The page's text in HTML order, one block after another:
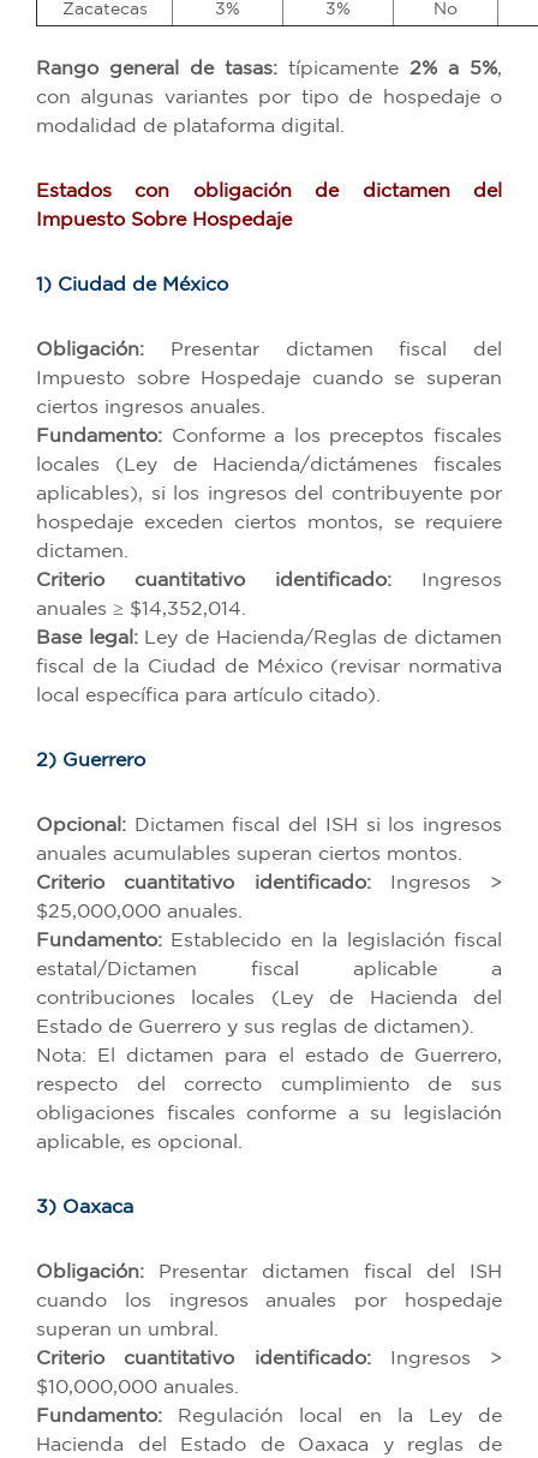
Zacatecas 3% 3% No
Rango general de tasas: típicamente 2% a 5%,
con algunas variantes por tipo de hospedaje o
modalidad de plataforma digital.
Estados con obligación de dictamen del
Impuesto Sobre Hospedaje
1) Ciudad de México
Obligación: Presentar dictamen fiscal del
Impuesto sobre Hospedaje cuando se superan
ciertos ingresos anuales.
Fundamento: Conforme a los preceptos fiscales
locales (Ley de Hacienda/dictámenes fiscales
aplicables), si los ingresos del contribuyente por
hospedaje exceden ciertos montos, se requiere
dictamen.
Criterio cuantitativo identificado: Ingresos
anuales ≥ $14,352,014.
Base legal:Ley de Hacienda/Reglas de dictamen
fiscal de la Ciudad de México (revisar normativa
local específica para artículo citado).
2) Guerrero
Opcional: Dictamen fiscal del ISH si los ingresos
anuales acumulables superan ciertos montos.
Criterio cuantitativo identificado:Ingresos >
$25,000,000 anuales.
Fundamento: Establecido en la legislación fiscal
estatal/Dictamen fiscal aplicable a
contribuciones locales (Ley de Hacienda del
Estado de Guerrero y sus reglas de dictamen).
Nota: El dictamen para el estado de Guerrero,
respecto del correcto cumplimiento de sus
obligaciones fiscales conforme a su legislación
aplicable, es opcional.
3) Oaxaca
Obligación: Presentar dictamen fiscal del ISH
cuando los ingresos anuales por hospedaje
superan un umbral.
Criterio cuantitativo identificado:Ingresos >
$10,000,000 anuales.
Fundamento: Regulación local en la Ley de
Hacienda del Estado de Oaxaca y reglas de